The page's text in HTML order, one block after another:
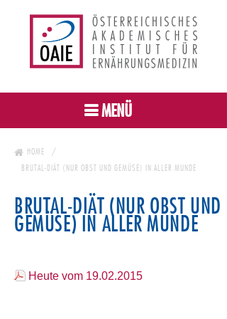
MENÜ
HOME
BRUTAL-DIÄT (NUR OBST UND GEMÜSE) IN ALLER MUNDE
BRUTAL-DIÄT (NUR OBST UND
GEMÜSE) IN ALLER MUNDE
Heute vom 19.02.2015